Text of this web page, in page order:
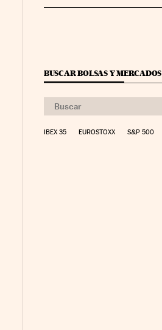
BUSCAR BOLSAS Y MERCADOS
IBEX 35 EUROSTOXX S&P 500